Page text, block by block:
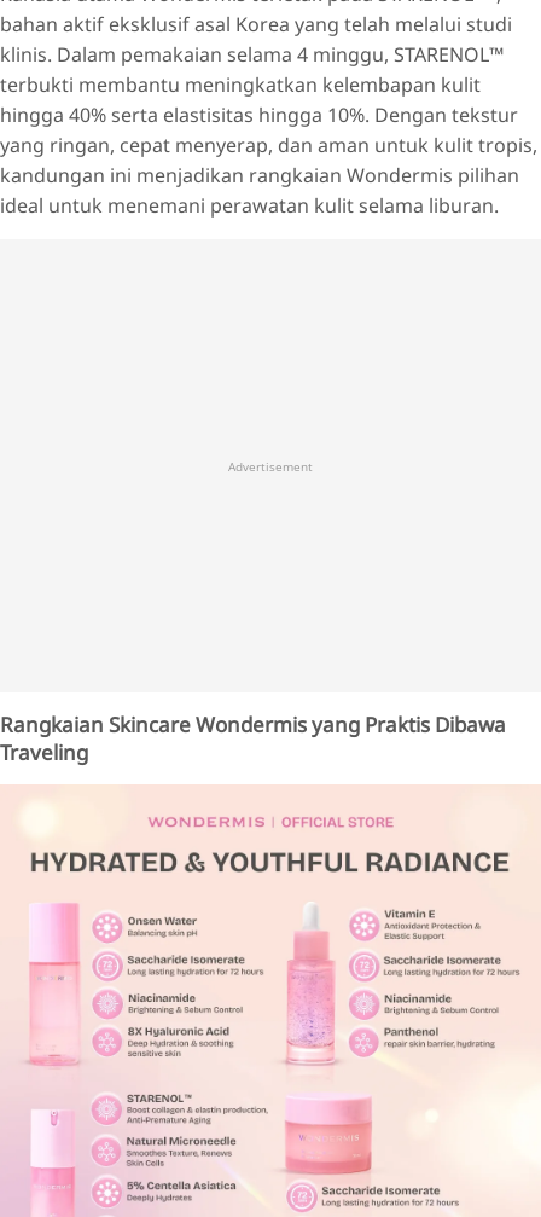
bahan aktif eksklusif asal Korea yang telah melalui studi
klinis. Dalam pemakaian selama 4 minggu, STARENOL™
terbukti membantu meningkatkan kelembapan kulit
hingga 40% serta elastisitas hingga 10%. Dengan tekstur
yang ringan, cepat menyerap, dan aman untuk kulit tropis,
kandungan ini menjadikan rangkaian Wondermis pilihan
ideal untuk menemani perawatan kulit selama liburan.
Advertisement
Rangkaian Skincare Wondermis yang Praktis Dibawa
Traveling